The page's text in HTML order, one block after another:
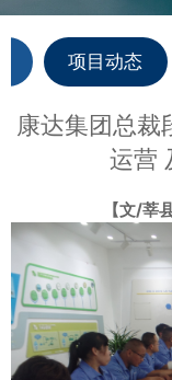
项目动态
康达集团总裁
运营
【文/莘